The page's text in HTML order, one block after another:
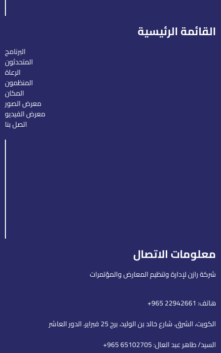
القائمة الرئيسية
البرنامج
المتحدثون
الرعاة
المنظمون
المكان
معرض الصور
معرض الفيديو
اتصل بنا
معلومات الاتصال
شركة رازن لإدارة وتنظيم المعارض والمؤتمرات
هاتف: 22942661 965+
الكويت، الشرق، شارع خالد بن الوليد، برج 25 فبراير، الدور العاشر
السيد/ طاهر عبد العال: 65102705 965+